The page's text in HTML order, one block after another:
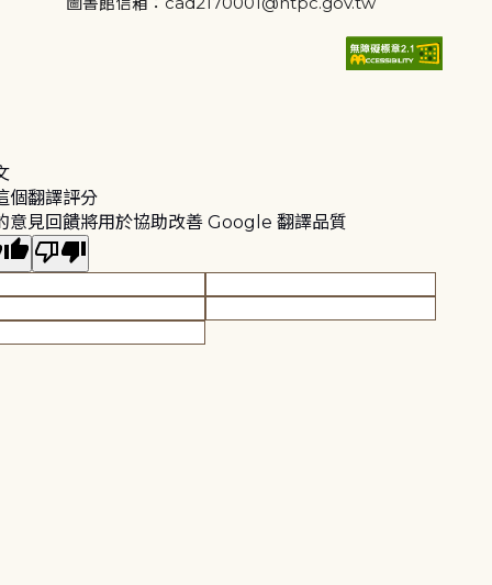
個翻譯評分
意見回饋將用於協助改善 Google 翻譯品質